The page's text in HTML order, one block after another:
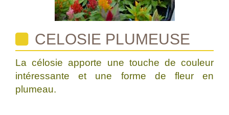
CELOSIE PLUMEUSE
La célosie apporte une touche de couleur
intéressante et une forme de fleur en
plumeau.